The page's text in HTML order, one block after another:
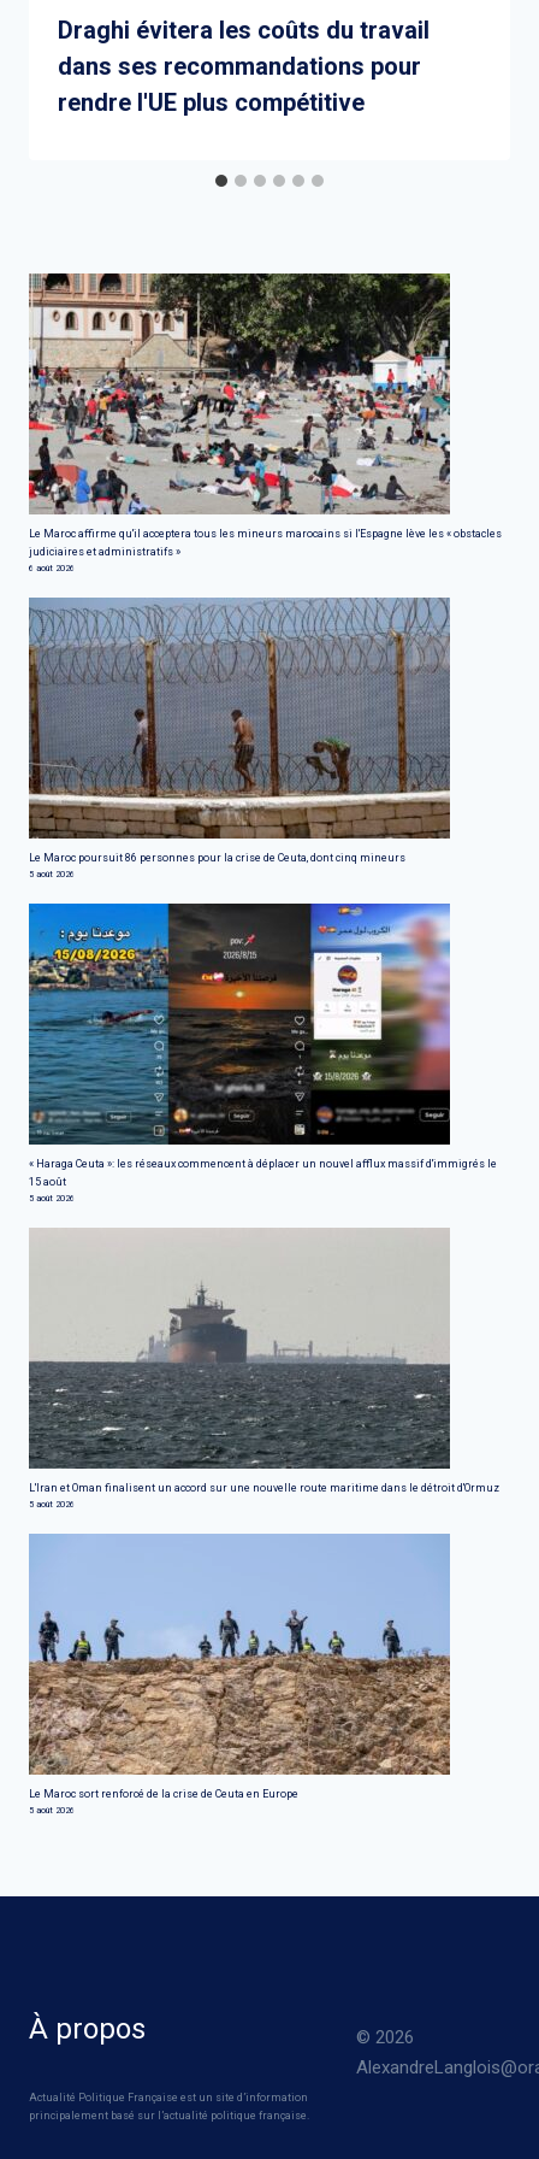
Draghi évitera les coûts du travail
dans ses recommandations pour
rendre l'UE plus compétitive
Le Maroc affirme qu'il acceptera tous les mineurs marocains si l'Espagne lève les « obstacles
judiciaires et administratifs »
6 août 2026
Le Maroc poursuit 86 personnes pour la crise de Ceuta, dont cinq mineurs
5 août 2026
« Haraga Ceuta »: les réseaux commencent à déplacer un nouvel afflux massif d'immigrés le
15 août
5 août 2026
L'Iran et Oman finalisent un accord sur une nouvelle route maritime dans le détroit d'Ormuz
5 août 2026
Le Maroc sort renforcé de la crise de Ceuta en Europe
5 août 2026
À propos
Actualité Politique Française est un site d’information
principalement basé sur l’actualité politique française.
© 2026